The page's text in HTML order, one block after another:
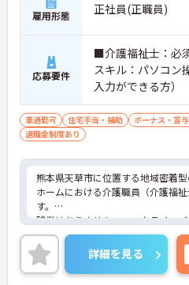
雇用形態 正社員(正職員)
応募要件
■介護福祉士：必
スキル：パソコン
入力ができる方）
車通勤可 住宅手当・補助 ボーナス・賞
退職金制度あり
熊本県天草市に位置する地域密着
ホームにおける介護職員（介護福
す。
残業はありません。ワークライフ
がらご勤務いただけます。
ご興味のある方には、面接対策ポイ
に詳細をご案内しますのでお気軽に
い！
詳細を見る